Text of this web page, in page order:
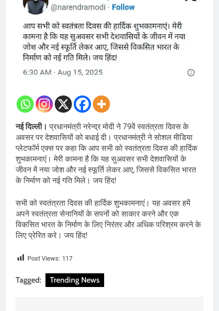
नई दिल्ली। प्रधानमंत्री नरेन्द्र मोदी ने 79वें स्वतंत्रता दिवस के
अवसर पर देशवासियों को बधाई दी। प्रधानमंत्री ने सोशल मीडिया
प्लेटफॉर्म एक्स पर कहा कि आप सभी को स्वतंत्रता दिवस की हार्दिक
शुभकामनाएं। मेरी कामना है कि यह सुअवसर सभी देशवासियों के
जीवन में नया जोश और नई स्फूर्ति लेकर आए, जिससे विकसित भारत
के निर्माण को नई गति मिले। जय हिंद!
सभी को स्वतंत्रता दिवस की हार्दिक शुभकामनाएं। यह अवसर हमें
अपने स्वतंत्रता सेनानियों के सपनों को साकार करने और एक
विकसित भारत के निर्माण के लिए निरंतर और अधिक परिश्रम करने के
लिए प्रेरित करे। जय हिंद!
Post Views: 117
Tagged: Trending News